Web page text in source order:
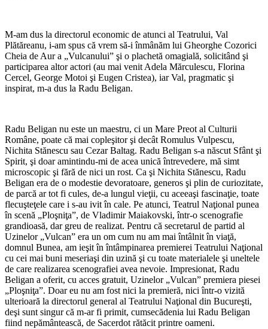
M-am dus la directorul economic de atunci al Teatrului, Val
Plătăreanu, i-am spus că vrem să-i înmânăm lui Gheorghe Cozorici
Cheia de Aur a „Vulcanului” şi o plachetă omagială, solicitând şi
participarea altor actori (au mai venit Adela Mărculescu, Florina
Cercel, George Motoi şi Eugen Cristea), iar Val, pragmatic şi
inspirat, m-a dus la Radu Beligan.
Radu Beligan nu este un maestru, ci un Mare Preot al Culturii
Române, poate că mai copleşitor şi decât Romulus Vulpescu,
Nichita Stănescu sau Cezar Baltag. Radu Beligan s-a născut Sfânt şi
Spirit, şi doar amintindu-mi de acea unică întrevedere, mă simt
microscopic şi fără de nici un rost. Ca şi Nichita Stănescu, Radu
Beligan era de o modestie devoratoare, generos şi plin de curiozitate,
de parcă ar tot fi cules, de-a lungul vieţii, cu aceeaşi fascinaţie, toate
flecuşteţele care i s-au ivit în cale. Pe atunci, Teatrul Naţional punea
în scenă „Ploşniţa”, de Vladimir Maiakovski, într-o scenografie
grandioasă, dar greu de realizat. Pentru că secretarul de partid al
Uzinelor „Vulcan” era un om cum nu am mai întâlnit în viaţă,
domnul Bunea, am ieşit în întâmpinarea premierei Teatrului Naţional
cu cei mai buni meseriaşi din uzină şi cu toate materialele şi uneltele
de care realizarea scenografiei avea nevoie. Impresionat, Radu
Beligan a oferit, cu acces gratuit, Uzinelor „Vulcan” premiera piesei
„Ploşniţa”. Doar eu nu am fost nici la premieră, nici într-o vizită
ulterioară la directorul general al Teatrului Naţional din Bucureşti,
deşi sunt singur că m-ar fi primit, cumsecădenia lui Radu Beligan
fiind nepământească, de Sacerdot rătăcit printre oameni.